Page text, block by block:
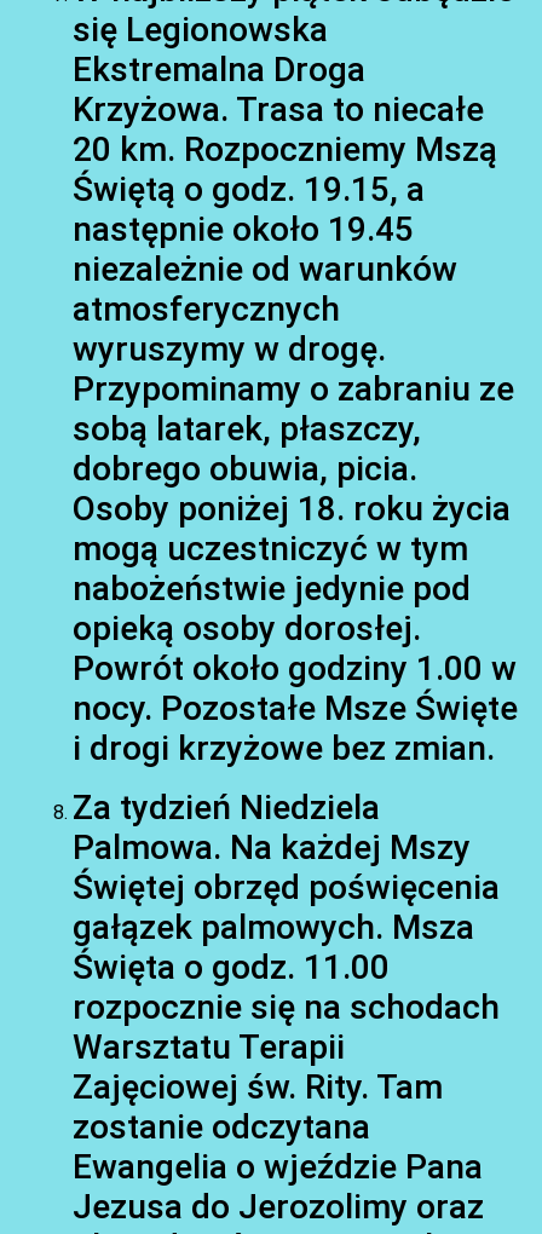
się Legionowska
Ekstremalna Droga
Krzyżowa. Trasa to niecałe
20 km. Rozpoczniemy Mszą
Świętą o godz. 19.15, a
następnie około 19.45
niezależnie od warunków
atmosferycznych
wyruszymy w drogę.
Przypominamy o zabraniu ze
sobą latarek, płaszczy,
dobrego obuwia, picia.
Osoby poniżej 18. roku życia
mogą uczestniczyć w tym
nabożeństwie jedynie pod
opieką osoby dorosłej.
Powrót około godziny 1.00 w
nocy. Pozostałe Msze Święte
i drogi krzyżowe bez zmian.
Za tydzień Niedziela
Palmowa. Na każdej Mszy
Świętej obrzęd poświęcenia
gałązek palmowych. Msza
Święta o godz. 11.00
rozpocznie się na schodach
Warsztatu Terapii
Zajęciowej św. Rity. Tam
zostanie odczytana
Ewangelia o wjeździe Pana
Jezusa do Jerozolimy oraz